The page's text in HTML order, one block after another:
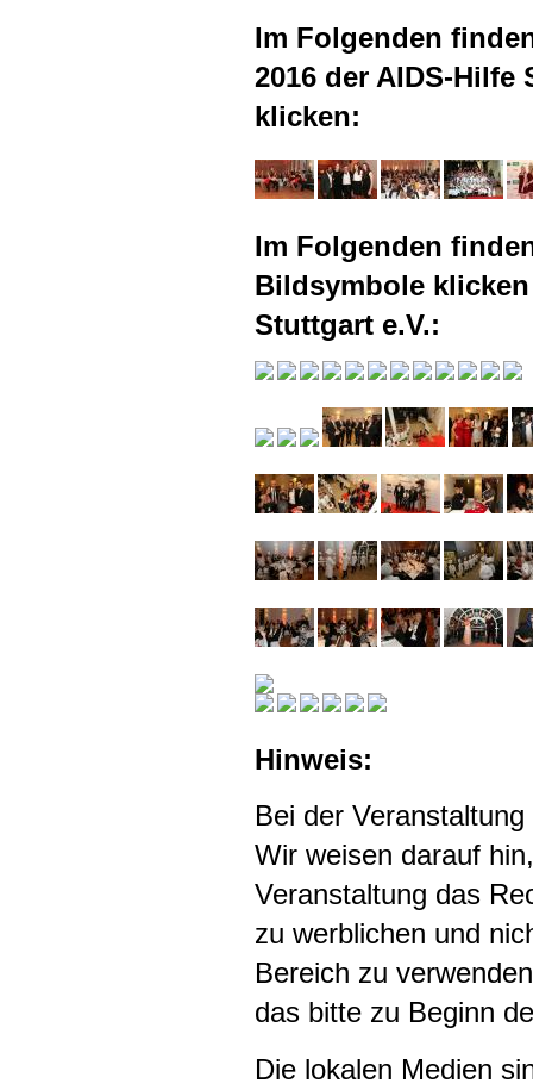
Im Folgenden
2016 der AIDS-Hilfe
klicken:
Im Folgenden
Bildsymbole
Stuttgart e.V.:
Hinweis:
Bei der
Wir weisen darauf
Veranstaltung das
zu werblichen und
Bereich zu
das bitte zu Beginn
Die lokalen Medien